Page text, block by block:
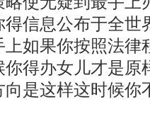
信息公布于全世
上如果你按照法律
得办女儿才是原
是这样这时候你